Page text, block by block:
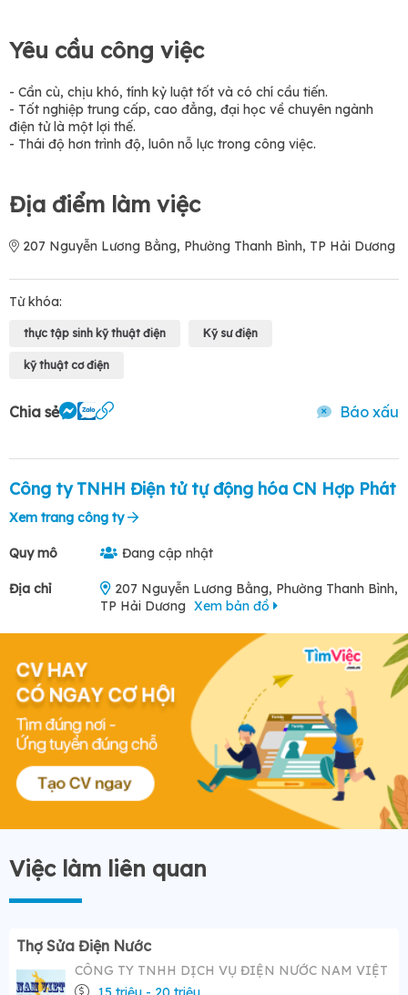
Yêu cầu công việc
- Cần cù, chịu khó, tính kỷ luật tốt và có chí cầu tiến.
- Tốt nghiệp trung cấp, cao đẳng, đại học về chuyên ngành
điện tử là một lợi thế.
- Thái độ hơn trình độ, luôn nỗ lực trong công việc.
Địa điểm làm việc
207 Nguyễn Lương Bằng, Phường Thanh Bình, TP Hải Dương
Từ khóa:
thực tập sinh kỹ thuật điện Kỹ sư điện
kỹ thuật cơ điện
Chia sẻ Báo xấu
Công ty TNHH Điện tử tự động hóa CN Hợp Phát
Xem trang công ty
Quy mô Đang cập nhật
Địa chỉ
207 Nguyễn Lương Bằng, Phường Thanh Bình,
TP Hải Dương Xem bản đồ
Việc làm liên quan
Thợ Sửa Điện Nước
CÔNG TY TNHH DỊCH VỤ ĐIỆN NƯỚC NAM VIỆT